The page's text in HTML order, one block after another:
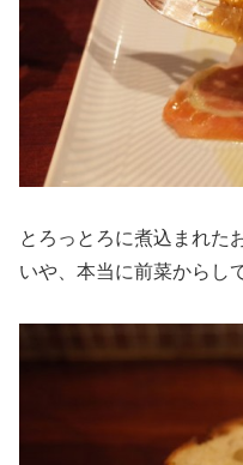
とろっとろに煮込まれた
いや、本当に前菜からし